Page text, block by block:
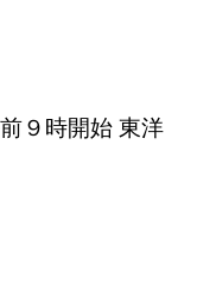
９時開始 東洋